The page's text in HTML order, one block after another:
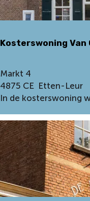
v
e
b
n
d
i
g
s
z
o
n
e
R
Kosterswoning
K
o
s
e
r
s
w
o
n
i
Markt 4
4875 CE Etten-Leur
In de kosterswoning